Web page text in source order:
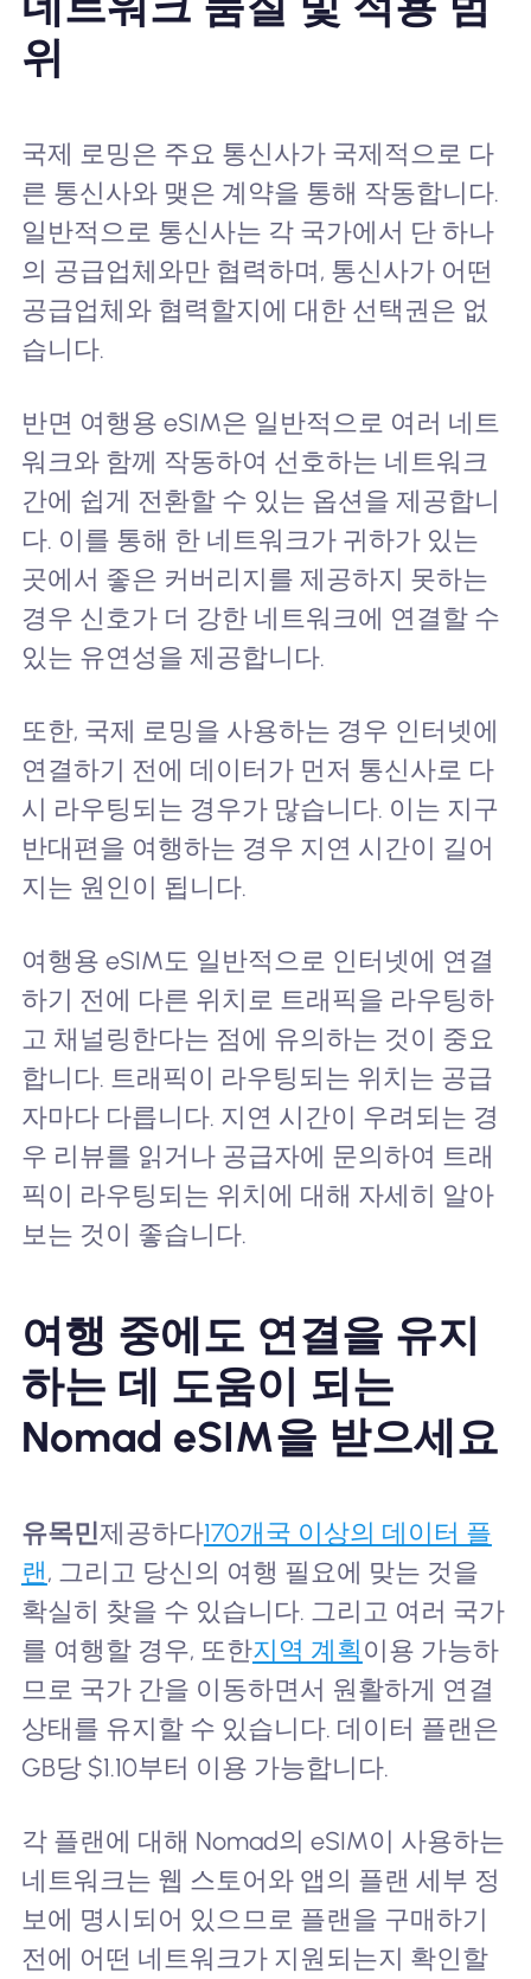
위
국제 로밍은 주요 통신사가 국제적으로 다
른 통신사와 맺은 계약을 통해 작동합니다.
일반적으로 통신사는 각 국가에서 단 하나
의 공급업체와만 협력하며, 통신사가 어떤
공급업체와 협력할지에 대한 선택권은 없
습니다.
반면 여행용 eSIM은 일반적으로 여러 네트
워크와 함께 작동하여 선호하는 네트워크
간에 쉽게 전환할 수 있는 옵션을 제공합니
다. 이를 통해 한 네트워크가 귀하가 있는
곳에서 좋은 커버리지를 제공하지 못하는
경우 신호가 더 강한 네트워크에 연결할 수
있는 유연성을 제공합니다.
또한, 국제 로밍을 사용하는 경우 인터넷에
연결하기 전에 데이터가 먼저 통신사로 다
시 라우팅되는 경우가 많습니다. 이는 지구
반대편을 여행하는 경우 지연 시간이 길어
지는 원인이 됩니다.
여행용 eSIM도 일반적으로 인터넷에 연결
하기 전에 다른 위치로 트래픽을 라우팅하
고 채널링한다는 점에 유의하는 것이 중요
합니다. 트래픽이 라우팅되는 위치는 공급
자마다 다릅니다. 지연 시간이 우려되는 경
우 리뷰를 읽거나 공급자에 문의하여 트래
픽이 라우팅되는 위치에 대해 자세히 알아
보는 것이 좋습니다.
여행 중에도 연결을 유지
하는 데 도움이 되는
Nomad eSIM을 받으세요
유목민제공하다170개국 이상의 데이터 플
랜, 그리고 당신의 여행 필요에 맞는 것을
확실히 찾을 수 있습니다. 그리고 여러 국가
를 여행할 경우, 또한지역 계획 이용 가능하
므로 국가 간을 이동하면서 원활하게 연결
상태를 유지할 수 있습니다. 데이터 플랜은
GB당 $1.10부터 이용 가능합니다.
각 플랜에 대해 Nomad의 eSIM이 사용하는
네트워크는 웹 스토어와 앱의 플랜 세부 정
보에 명시되어 있으므로 플랜을 구매하기
전에 어떤 네트워크가 지원되는지 확인할